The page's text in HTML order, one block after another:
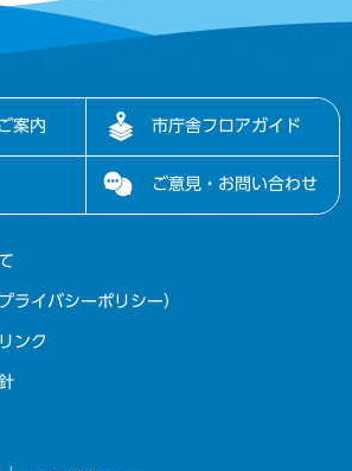
案内 市庁舎フロアガイド
ご意見・お問い合わせ
ライバシーポリシー）
ンク